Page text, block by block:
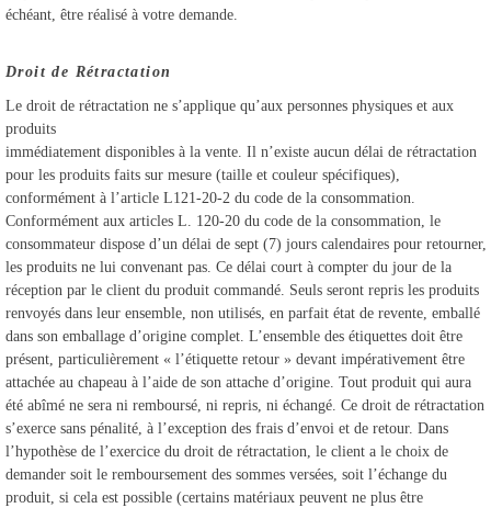
échéant, être réalisé à votre demande.
Droit de Rétractation
Le droit de rétractation ne s’applique qu’aux personnes physiques et aux
produits
immédiatement disponibles à la vente. Il n’existe aucun délai de rétractation
pour les produits faits sur mesure (taille et couleur spécifiques),
conformément à l’article L121-20-2 du code de la consommation.
Conformément aux articles L. 120-20 du code de la consommation, le
consommateur dispose d’un délai de sept (7) jours calendaires pour retourner,
les produits ne lui convenant pas. Ce délai court à compter du jour de la
réception par le client du produit commandé. Seuls seront repris les produits
renvoyés dans leur ensemble, non utilisés, en parfait état de revente, emballé
dans son emballage d’origine complet. L’ensemble des étiquettes doit être
présent, particulièrement « l’étiquette retour » devant impérativement être
attachée au chapeau à l’aide de son attache d’origine. Tout produit qui aura
été abîmé ne sera ni remboursé, ni repris, ni échangé. Ce droit de rétractation
s’exerce sans pénalité, à l’exception des frais d’envoi et de retour. Dans
l’hypothèse de l’exercice du droit de rétractation, le client a le choix de
demander soit le remboursement des sommes versées, soit l’échange du
produit, si cela est possible (certains matériaux peuvent ne plus être